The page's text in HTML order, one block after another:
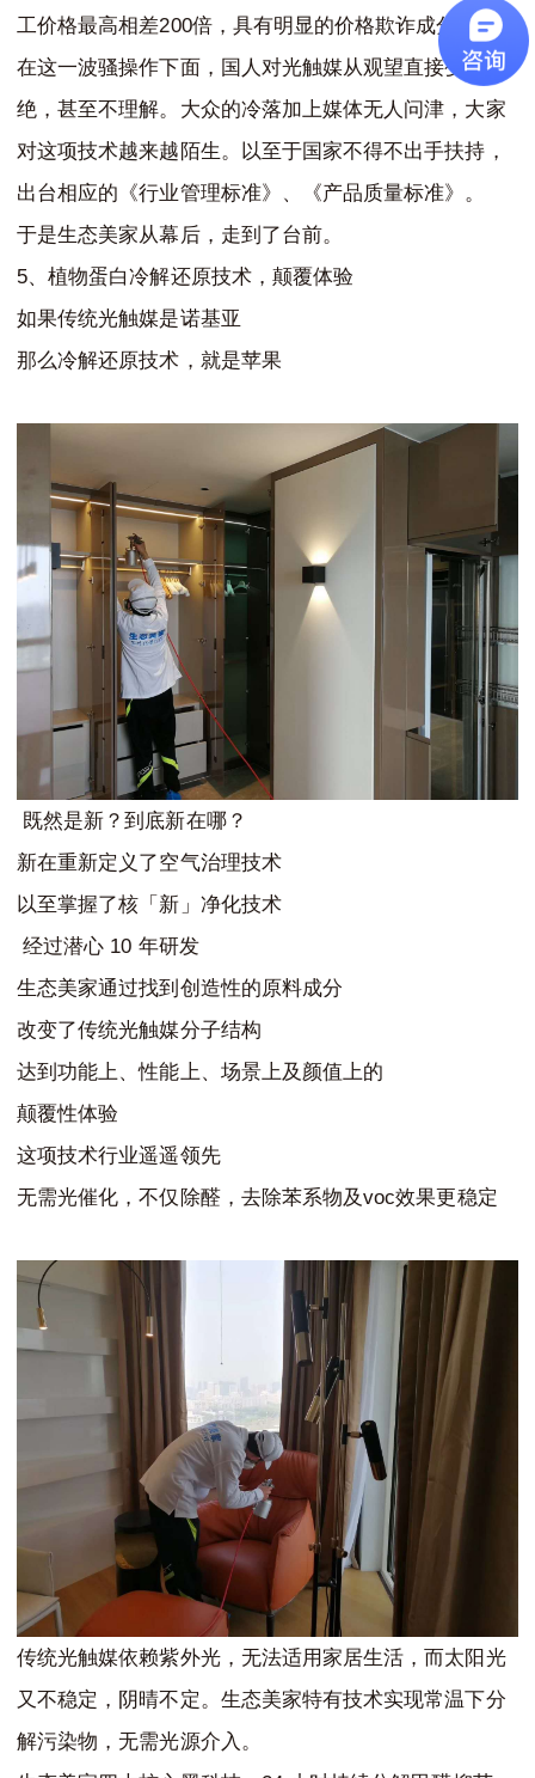
工价格最高相差200倍，具有明显的价格欺诈成分。
在这一波骚操作下面，国人对光触媒从观望直接变成拒
绝，甚至不理解。大众的冷落加上媒体无人问津，大家
对这项技术越来越陌生。以至于国家不得不出手扶持，
出台相应的《行业管理标准》、《产品质量标准》。
于是生态美家从幕后，走到了台前。
5、植物蛋白冷解还原技术，颠覆体验
如果传统光触媒是诺基亚
那么冷解还原技术，就是苹果
既然是新？到底新在哪？
新在重新定义了空气治理技术
以至掌握了核「新」净化技术
经过潜心 10 年研发
生态美家通过找到创造性的原料成分
改变了传统光触媒分子结构
达到功能上、性能上、场景上及颜值上的
颠覆性体验
这项技术行业遥遥领先
无需光催化，不仅除醛，去除苯系物及voc效果更稳定
传统光触媒依赖紫外光，无法适用家居生活，而太阳光
又不稳定，阴晴不定。生态美家特有技术实现常温下分
解污染物，无需光源介入。